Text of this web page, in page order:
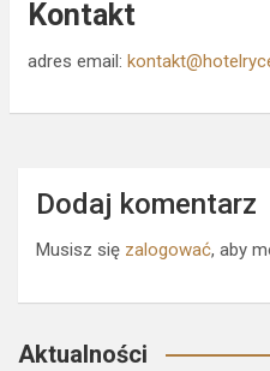
Kontakt
adres email:
Dodaj komentarz
Musisz się zalogować, aby
Aktualności